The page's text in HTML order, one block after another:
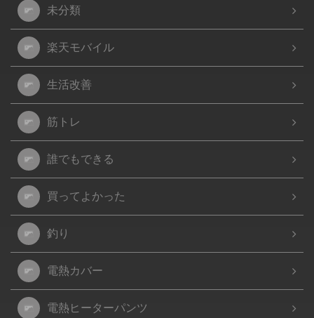
未分類
楽天モバイル
生活改善
筋トレ
誰でもできる
買ってよかった
釣り
電熱カバー
電熱ヒーターパンツ